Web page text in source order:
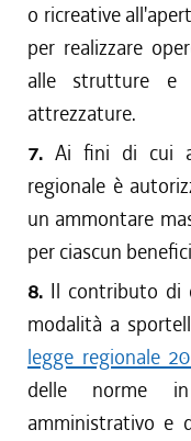
o ricreative
per realizzare
alle strutture e
attrezzature.
7. Ai fini di cui
regionale è
un ammontare
per ciascun
8. Il contributo di
modalità a
legge regionale
delle norme
amministrativo e